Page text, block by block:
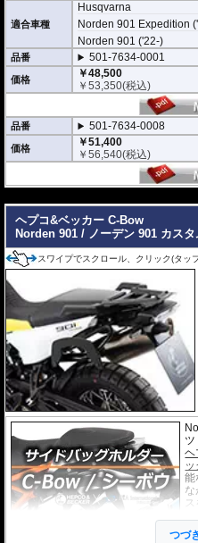
万が一の有事から車体を守ります。直
多点に分散し、全体的にダメージを少
地面と車体の間への足の挟み込みな
品質の差別化
ヘプコ&ベッカーのエンジンガードに
イプをさらに1本追加させた2重構造
肉厚スチールの加工が施されている
きだされた耐衝撃性に優れた構造です
また多点支持や、パイプのつなぎ方も
度を確保。
これらのこだわりを元に、各所にツ
夫が施されています。
※オプションにエンジンガード/タン
適合車種
Husqvarna
Norden 901 Expedition
Norden 901 ('22-)
品番 501-7634-0001
価格
￥48,500
￥53,350(税込)
品番 501-7634-0008
価格
￥51,400
￥56,540(税込)
ヘプコ&ベッカー C-Bow
Norden 901 / ノーデン 901 カスタ
スワイプでスクロール、クリック(タッ
ツ
ヘ
能
な
つづ